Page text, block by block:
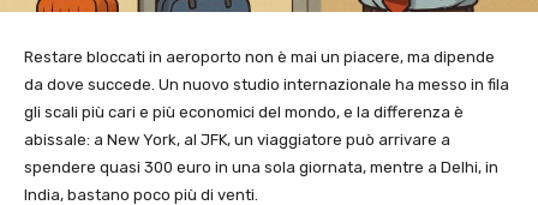
Restare bloccati in aeroporto non è mai un piacere, ma dipende
da dove succede. Un nuovo studio internazionale ha messo in fila
gli scali più cari e più economici del mondo, e la differenza è
abissale: a New York, al JFK, un viaggiatore può arrivare a
spendere quasi 300 euro in una sola giornata, mentre a Delhi, in
India, bastano poco più di venti.